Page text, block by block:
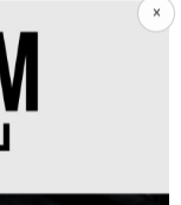
перед собой
×